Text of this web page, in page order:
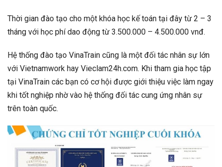
Thời gian đào tạo cho một khóa học kế toán tại đây từ 2 – 3
tháng với học phí dao động từ 3.500.000 – 4.500.000 vnđ.
Hệ thống đào tạo VinaTrain cũng là một đối tác nhân sự lớn
với Vietnamwork hay Vieclam24h.com. Khi tham gia học tập
tại VinaTrain các bạn có cơ hội được giới thiệu việc làm ngay
khi tốt nghiệp nhờ vào hệ thống đối tác cung ứng nhân sự
trên toàn quốc.